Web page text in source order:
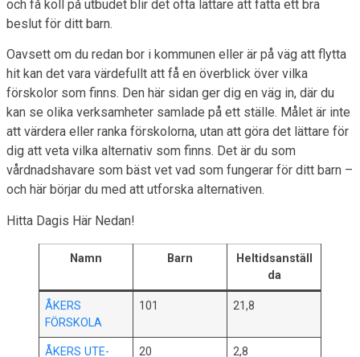
och få koll på utbudet blir det ofta lättare att fatta ett bra
beslut för ditt barn.
Oavsett om du redan bor i kommunen eller är på väg att flytta
hit kan det vara värdefullt att få en överblick över vilka
förskolor som finns. Den här sidan ger dig en väg in, där du
kan se olika verksamheter samlade på ett ställe. Målet är inte
att värdera eller ranka förskolorna, utan att göra det lättare för
dig att veta vilka alternativ som finns. Det är du som
vårdnadshavare som bäst vet vad som fungerar för ditt barn –
och här börjar du med att utforska alternativen.
Hitta Dagis Här Nedan!
Namn Barn
Heltidsanställ
da
ÅKERS
FÖRSKOLA
101 21,8
ÅKERS UTE-
20 2,8